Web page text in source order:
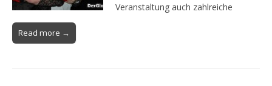
Veranstaltung auch zahlreiche
Read more →